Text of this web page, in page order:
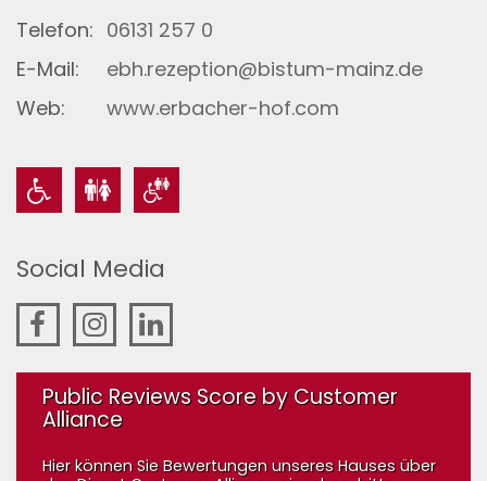
Telefon: 06131 257 0
E-Mail:
ebh.rezeption@bistum-mainz.de
Web:
www.erbacher-hof.com
Social Media
Public Reviews Score by Customer
Alliance
Hier können Sie Bewertungen unseres Hauses über